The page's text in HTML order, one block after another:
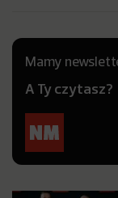
Mamy
A Ty czytasz?